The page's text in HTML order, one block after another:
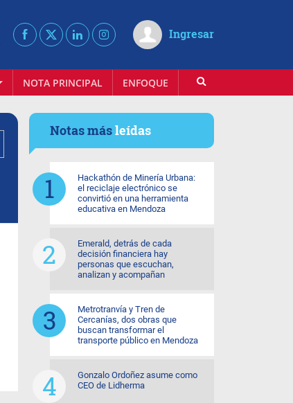
Ingresar
NOTA PRINCIPAL ENFOQUE INFOVINO
Notas másleídas
Hackathón de Minería Urbana:
el reciclaje electrónico se
convirtió en una herramienta
educativa en Mendoza
Emerald, detrás de cada
decisión financiera hay
personas que escuchan,
analizan y acompañan
Metrotranvía y Tren de
Cercanías, dos obras que
buscan transformar el
transporte público en Mendoza
Gonzalo Ordoñez asume como
CEO de Lidherma